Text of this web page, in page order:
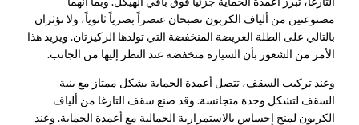
مصنوعتين من ألياف الكربون تصبحان عنصراً بصرياً ثانوياً، ولا تؤثران
بالتالي على الطلة العريضة المنخفضة التي تولدها الركيزتان. ويزيد هذا
الأمر من الشعور بأن السيارة منخفضة عند النظر إليها من الجانب.
وعند تركيب السقف، تتصل أعمدة الحماية بشكل ممتاز مع بنية
السقف لتشكل وحدة متجانسة. وقد صنع سقف التارغا من ألياف
الكربون لمنح إحساس بالاستمرارية الجمالية مع أعمدة الحماية. وعند